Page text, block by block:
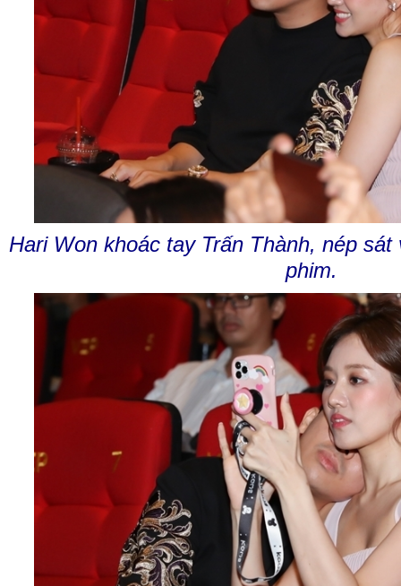
Hari Won khoác tay Trấn Thành, nép
phim.